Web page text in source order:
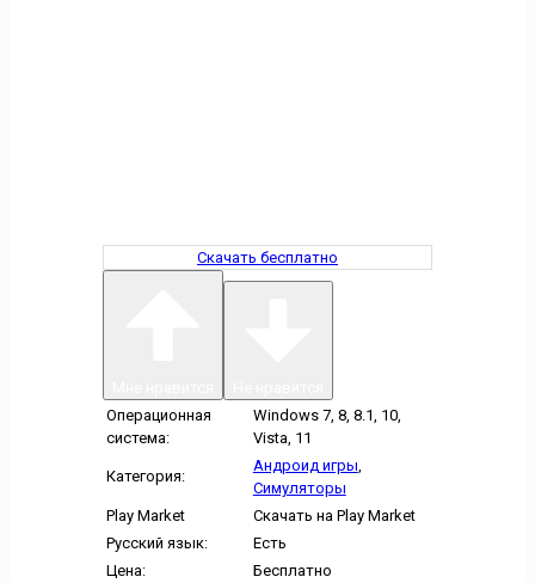
Скачать бесплатно
Операционная
система:
Windows 7, 8, 8.1, 10,
Vista, 11
Категория:
Андроид игры,
Симуляторы
Play Market
Скачать на Play Market
Русский язык:
Есть
Цена:
Бесплатно